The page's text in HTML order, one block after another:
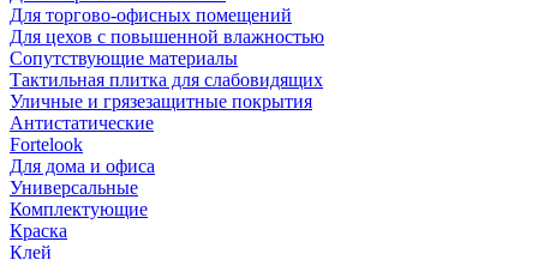
Для торгово-офисных помещений
Для цехов с повышенной влажностью
Сопутствующие материалы
Тактильная плитка для слабовидящих
Уличные и грязезащитные покрытия
Антистатические
Fortelook
Для дома и офиса
Универсальные
Комплектующие
Краска
Клей